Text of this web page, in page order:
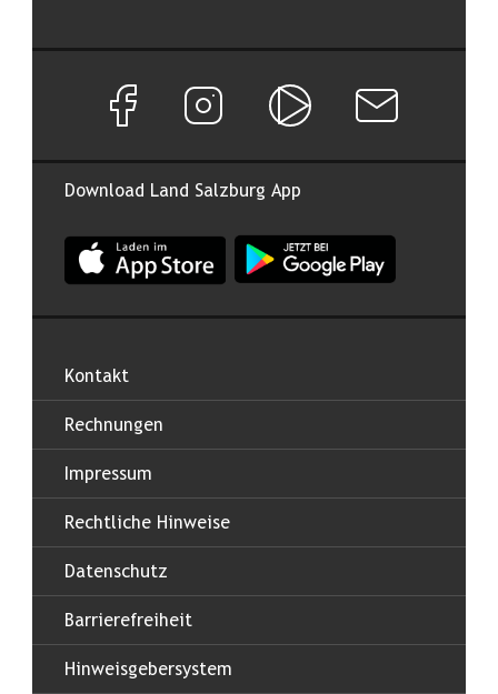
Download Land Salzburg App
App Land Salzburg im Apple App Store
App Land Salzburg im
Facebook Seite von Land Salzburg
Instagram Seite von Land Salzburg
Salzburg ONNewsletter
Kontakt
Rechnungen
Impressum
Rechtliche Hinweise
Datenschutz
Barrierefreiheit
Hinweisgebersystem